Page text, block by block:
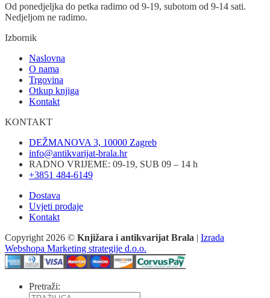
Od ponedjeljka do petka radimo od 9-19, subotom od 9-14 sati.
Nedjeljom ne radimo.
Izbornik
Naslovna
O nama
Trgovina
Otkup knjiga
Kontakt
KONTAKT
DEŽMANOVA 3, 10000 Zagreb
info@antikvarijat-brala.hr
RADNO VRIJEME: 09-19, SUB 09 – 14 h
+3851 484-6149
Dostava
Uvjeti prodaje
Kontakt
Copyright 2026 © Knjižara i antikvarijat Brala | Izrada
Webshopa Marketing strategije d.o.o.
Pretraži: